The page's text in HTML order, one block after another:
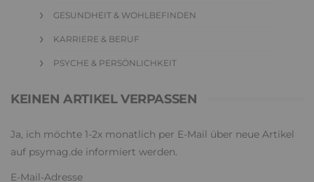
GESUNDHEIT & WOHLBEFINDEN
KARRIERE & BERUF
PSYCHE & PERSÖNLICHKEIT
KEINEN ARTIKEL VERPASSEN
Ja, ich möchte 1-2x monatlich per E-Mail über neue Artikel
auf psymag.de informiert werden.
E-Mail-Adresse